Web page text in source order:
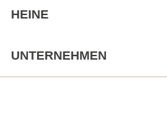
HEINE
UNTERNEHMEN